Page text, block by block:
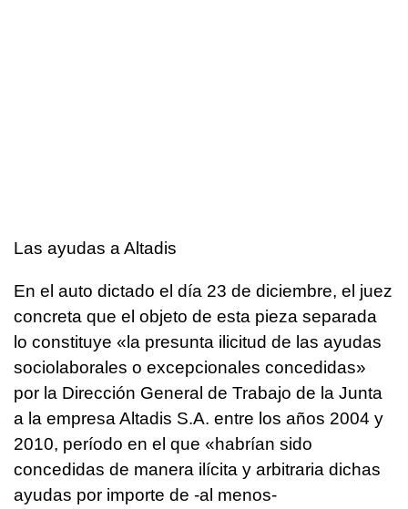
Las ayudas a Altadis
En el auto dictado el día 23 de diciembre, el juez
concreta que el objeto de esta pieza separada
lo constituye «la presunta ilicitud de las ayudas
sociolaborales o excepcionales concedidas»
por la Dirección General de Trabajo de la Junta
a la empresa Altadis S.A. entre los años 2004 y
2010, período en el que «habrían sido
concedidas de manera ilícita y arbitraria dichas
ayudas por importe de -al menos-